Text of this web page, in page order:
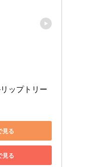
ップトリー
見る
見る